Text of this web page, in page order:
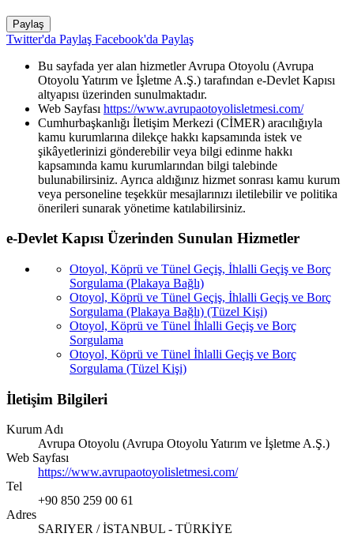
Paylaş
Twitter'da Paylaş Facebook'da Paylaş
Bu sayfada yer alan hizmetler Avrupa Otoyolu (Avrupa
Otoyolu Yatırım ve İşletme A.Ş.) tarafından e-Devlet Kapısı
altyapısı üzerinden sunulmaktadır.
Web Sayfası https://www.avrupaotoyolisletmesi.com/
Cumhurbaşkanlığı İletişim Merkezi (CİMER) aracılığıyla
kamu kurumlarına dilekçe hakkı kapsamında istek ve
şikâyetlerinizi gönderebilir veya bilgi edinme hakkı
kapsamında kamu kurumlarından bilgi talebinde
bulunabilirsiniz. Ayrıca aldığınız hizmet sonrası kamu kurum
veya personeline teşekkür mesajlarınızı iletilebilir ve politika
önerileri sunarak yönetime katılabilirsiniz.
e-Devlet Kapısı Üzerinden Sunulan Hizmetler
Otoyol, Köprü ve Tünel Geçiş, İhlalli Geçiş ve Borç
Sorgulama (Plakaya Bağlı)
Otoyol, Köprü ve Tünel Geçiş, İhlalli Geçiş ve Borç
Sorgulama (Plakaya Bağlı) (Tüzel Kişi)
Otoyol, Köprü ve Tünel İhlalli Geçiş ve Borç
Sorgulama
Otoyol, Köprü ve Tünel İhlalli Geçiş ve Borç
Sorgulama (Tüzel Kişi)
İletişim Bilgileri
Kurum Adı
Avrupa Otoyolu (Avrupa Otoyolu Yatırım ve İşletme A.Ş.)
Web Sayfası
https://www.avrupaotoyolisletmesi.com/
Tel
+90 850 259 00 61
Adres
SARIYER / İSTANBUL - TÜRKİYE